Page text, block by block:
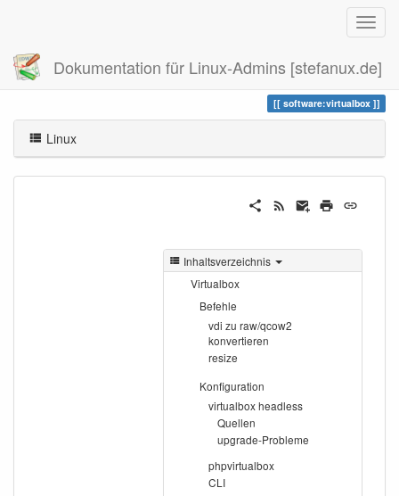
Dokumentation für Linux-Admins [stefanux.de]
Zuletzt angesehen virtualbox
software:virtualbox
Linux
Inhaltsverzeichnis
Virtualbox
Befehle
vdi zu raw/qcow2
konvertieren
resize
Konfiguration
virtualbox headless
Quellen
upgrade-Probleme
phpvirtualbox
CLI